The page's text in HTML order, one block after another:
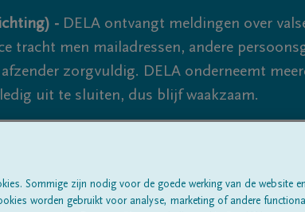
- DELA ontvangt meldingen over
tracht men mailadressen, andere
zorgvuldig. DELA onderneemt
uit te sluiten, dus blijf waakzaam.
Sommige zijn nodig voor de goede werking van de website
worden gebruikt voor analyse, marketing of andere